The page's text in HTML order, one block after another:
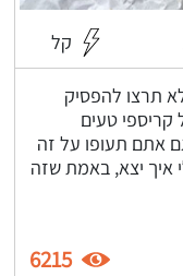
קל
תרצו להפסיק
טעים
אתם תעופו על זה
איך יצא, באמת שזה
6215